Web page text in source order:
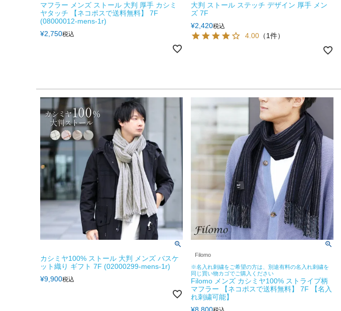
マフラー メンズ ストール 大判 厚手 カシミ
ヤタッチ 【ネコポスで送料無料】 7F
(08000012-mens-1r)
¥2,750税込
大判 ストール ステッチ デザイン 厚手 メン
ズ 7F
¥2,420税込
4.00 （1件）
カシミヤ100% ストール 大判 メンズ バスケ
ット織り ギフト 7F (02000299-mens-1r)
¥9,900税込
Filomo
※名入れ刺繍をご希望の方は、別途有料の名入れ刺繍を
同じ買い物カゴでご購入ください
Filomo メンズ カシミヤ100% ストライプ柄
マフラー 【ネコポスで送料無料】 7F 【名入
れ刺繍可能】